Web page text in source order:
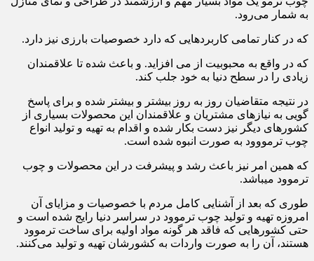
به شمار می‌رود.
که در کنار تمامی کاربردهایی که دارد خصوصیات بارزی نیز دارد.
که در واقع به محبوبیت از می افزاید. و باعث شده تا علاقمندان
زیادی را در سطح دنیا به خود جلب کند.
در نتیجه متقاضیان روز به روز بیشتر و بیشتر شده و برای پاسخ
گویی به نیازهای مشتریان و علاقمندان این محصولات بسیاری از
کشورهای دیگر نیز دست بکار شده و اقدام به تهیه و تولید انواع
چوب ترمووود به صورت انبوه شده است.
که همین امر نیز باعث رشد و پیشرفت در این محصولات و چوب
ترموود میباشد.
طوری که بعد از آشنایی کامل مردم با خصوصیات و مزایای آن
امروزه تهیه و تولید چوب ترموود در سراسر دنیا رایج شده است و
حتی کشورهایی که فاقد هر گونه مواد اولیه برای ساخت ترموود
هستند، آن را به صورت واردات به کشورشان تهیه و تولید می‌کنند.